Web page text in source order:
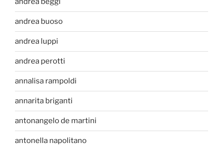
andrea buoso
andrea luppi
andrea perotti
annalisa rampoldi
annarita briganti
antonangelo de martini
antonella napolitano